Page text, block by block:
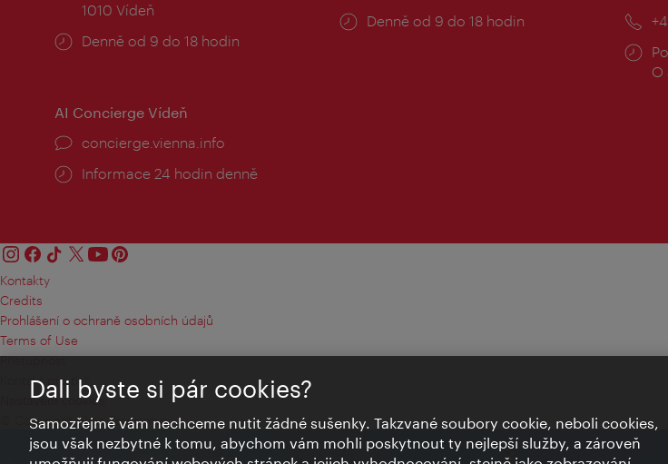
1010 Vídeň
Provozní
Denně od 9 do 18 hodin
Provozní
Denně od 9 do 18 hodin
O
AI Concierge Vídeň
concierge.vienna.info
Informace 24 hodin denně
Kontakty
Credits
Prohlášení o ochraně osobních údajů
Terms of Use
Přístupnost
Kontakt pro tisk
Nastavení cookies
© Copyright Wien Tourismus
Dali byste si pár cookies?
Samozřejmě vám nechceme nutit žádné sušenky. Takzvané soubory cookie, neboli cookies,
jsou však nezbytné k tomu, abychom vám mohli poskytnout ty nejlepší služby, a zároveň